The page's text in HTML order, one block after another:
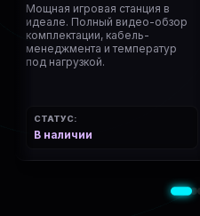
Мощная игровая станция в
идеале. Полный видео-обзор
комплектации, кабель-
менеджмента и температур
под нагрузкой.
СТАТУС:
В наличии